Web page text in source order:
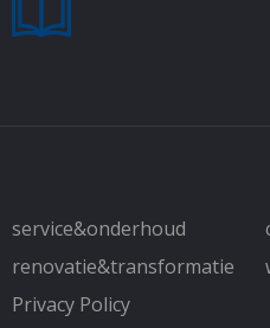
service&onderhoud
renovatie&transformatie
Privacy Policy